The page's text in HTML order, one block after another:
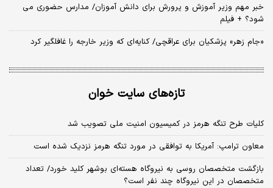
خبر مهم وزیر آموزش و پرورش برای دانش آموزان/ مدارس حضوری می
شود؟ + فیلم
«جام زهر» پزشکیان برای عراقچی/ کنایه‌ای که وزیر خارجه را غافلگیر کرد
تازه‌های سایت خوان
کلیات طرح تنگه هرمز در کمیسیون امنیت ملی تصویب شد
معاون ترامپ: آمریکا به توافقی در مورد تنگه هرمز نزدیک شده است
بازگشت متخصصان روسی به نیروگاه هسته‌ای بوشهر کلید خورد/ تعداد
متخصصان در این نیروگاه چند نفر است؟